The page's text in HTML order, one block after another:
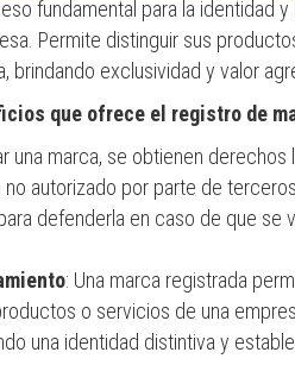
fundamental para la identidad y
Permite distinguir sus
exclusividad y valor
que ofrece el registro de
una marca, se obtienen derechos
autorizado por parte de
defenderla en caso de que se
: Una marca registrada
o servicios de una
una identidad distintiva y